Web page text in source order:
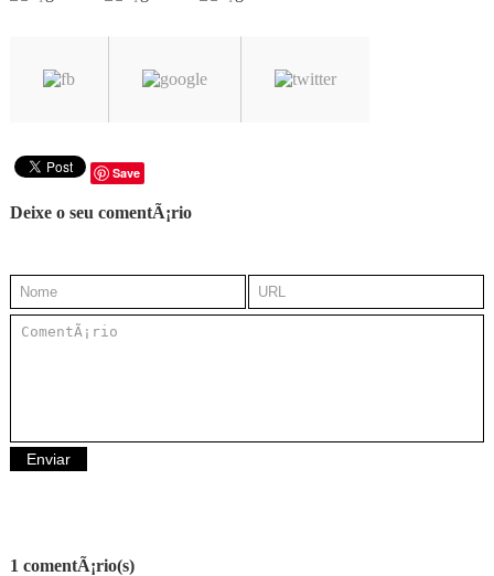
Save
Deixe o seu comentÃ¡rio
1 comentÃ¡rio(s)